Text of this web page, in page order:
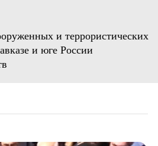
и террористических
и юге России